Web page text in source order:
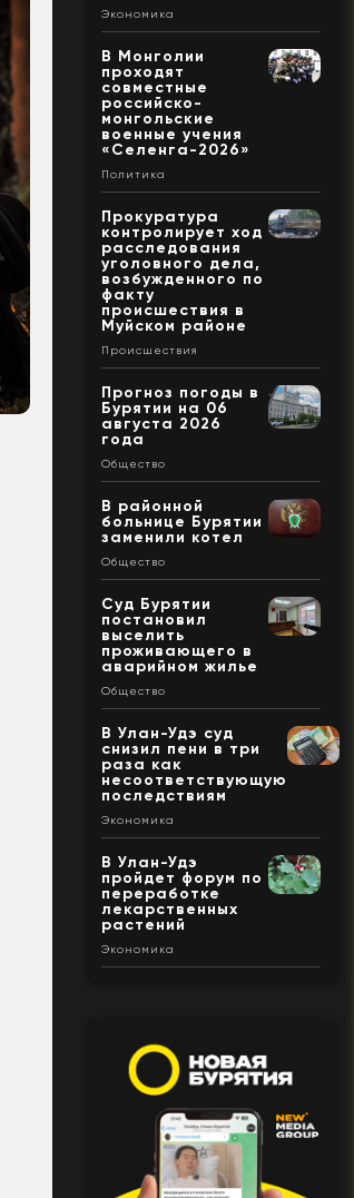
Экономика
В Монголии
проходят
совместные
российско-
монгольские
военные учения
«Селенга-2026»
Политика
Прокуратура
контролирует ход
расследования
уголовного дела,
возбужденного по
факту
происшествия в
Муйском районе
Происшествия
Прогноз погоды в
Бурятии на 06
августа 2026
года
Общество
В районной
больнице Бурятии
заменили котел
Общество
Суд Бурятии
постановил
выселить
проживающего в
аварийном жилье
Общество
В Улан-Удэ суд
снизил пени в три
раза как
несоответствующую
последствиям
Экономика
В Улан-Удэ
пройдет форум по
переработке
лекарственных
растений
Экономика